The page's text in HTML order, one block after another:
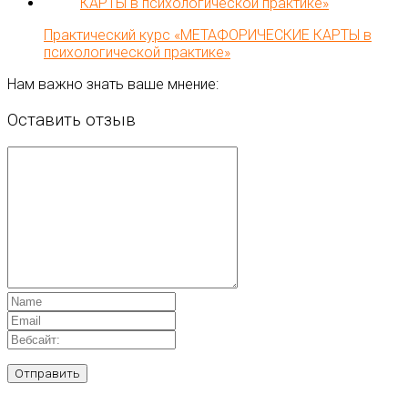
Практический курс «МЕТАФОРИЧЕСКИЕ КАРТЫ в
психологической практике»
Нам важно знать ваше мнение:
Оставить отзыв